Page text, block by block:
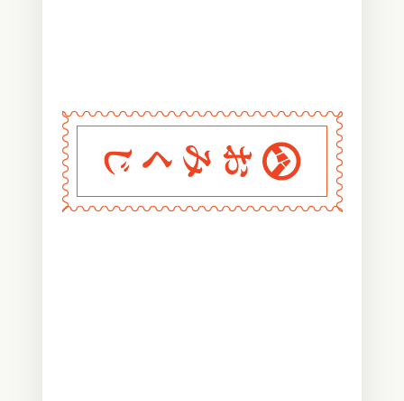
おみくじ堂
〰〰〰〰〰〰〰〰〰〰〰〰
〰〰〰〰〰〰〰〰〰〰〰〰
〰
〰
〰
〰
〰
〰
〰
〰